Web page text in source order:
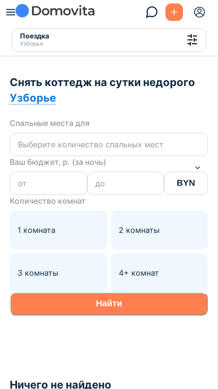
Поездка
Узборье
Снять коттедж на сутки недорого
Узборье
Спальные места для
Ваш бюджет, р. (за ночь)
BYN
Количество комнат
1 комната 2 комнаты
3 комнаты 4+ комнат
Найти
Ничего не найдено